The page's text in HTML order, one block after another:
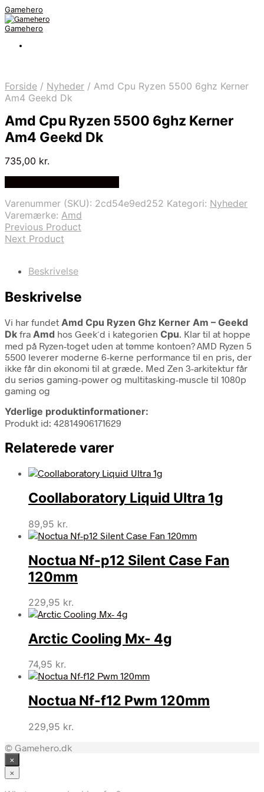
Gamehero
Gamehero
Forside / Nyheder / Amd Cpu Ryzen 5500 6ghz Kerner
Am4 Geekd Dk
Amd Cpu Ryzen 5500 6ghz Kerner
Am4 Geekd Dk
735,00 kr.
Varenummer (SKU): 2cd54e9ed252 Kategori: Nyheder
Varemærke: Amd
Previous Product
Next Product
Beskrivelse
Beskrivelse
Vi har fundet Amd Cpu Ryzen Ghz Kerner Am – Geekd
Dk fra Amd hos Geek´d i kategorien Cpu. Klar til at hoppe
med på Ryzen-toget uden at tømme kontoen? AMD Ryzen 5
5500 leverer moderne 6-kerne performance til en pris, der
ikke får din økonomi til at græde. Med Zen 3-arkitektur får
du seriøs gaming-power og multitasking-muscle til 1080p
gaming og
Yderlige produktinformationer:
Produkt id: 42814906171629
Relaterede varer
Coollaboratory Liquid Ultra 1g
89,95 kr.
Noctua Nf-p12 Silent Case Fan
120mm
229,95 kr.
Arctic Cooling Mx- 4g
74,95 kr.
Noctua Nf-f12 Pwm 120mm
229,95 kr.
© Gamehero.dk
×
×